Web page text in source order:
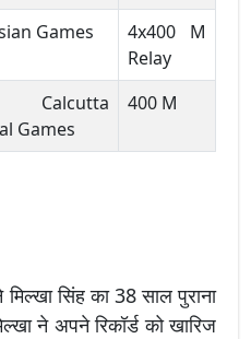
Games
4x400 M
Relay
Calcutta
Games
400 M
सिंह का 38 साल पुराना
ने अपने रिकॉर्ड को खारिज